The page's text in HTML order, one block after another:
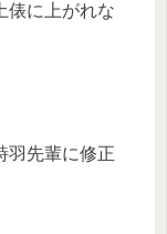
俵に上がれな
羽先輩に修正